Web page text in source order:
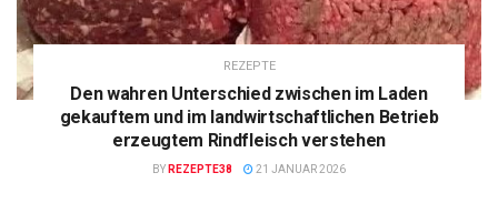
REZEPTE
Den wahren Unterschied zwischen im Laden
gekauftem und im landwirtschaftlichen Betrieb
erzeugtem Rindfleisch verstehen
BY REZEPTE38 21 JANUAR 2026